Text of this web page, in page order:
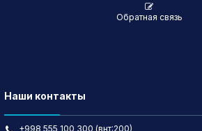
Обратная связь
Наши контакты
+998 555 100 300 (внт:200)